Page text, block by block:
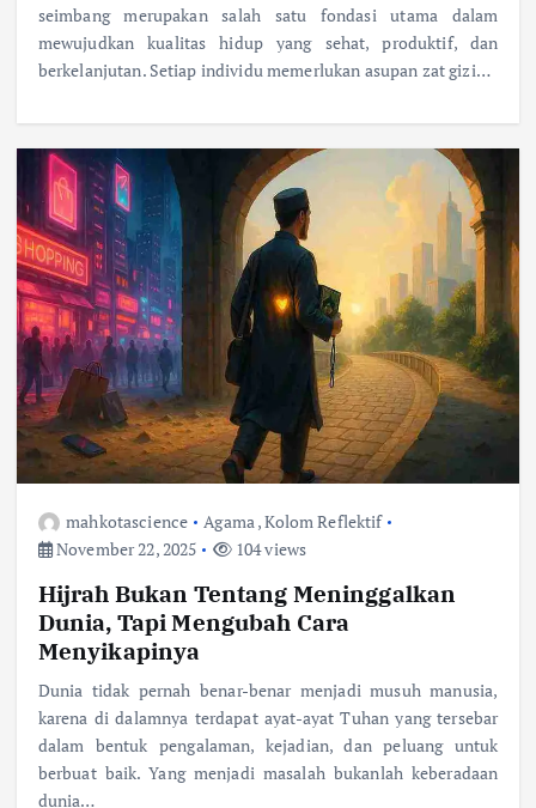
seimbang merupakan salah satu fondasi utama dalam
mewujudkan kualitas hidup yang sehat, produktif, dan
berkelanjutan. Setiap individu memerlukan asupan zat gizi…
mahkotascience Agama ,Kolom Reflektif
November 22, 2025
104 views
Hijrah Bukan Tentang Meninggalkan
Dunia, Tapi Mengubah Cara
Menyikapinya
Dunia tidak pernah benar-benar menjadi musuh manusia,
karena di dalamnya terdapat ayat-ayat Tuhan yang tersebar
dalam bentuk pengalaman, kejadian, dan peluang untuk
berbuat baik. Yang menjadi masalah bukanlah keberadaan
dunia…